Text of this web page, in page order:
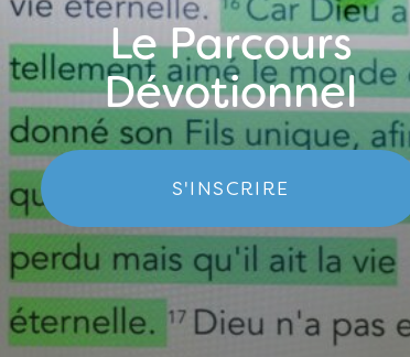
Le Parcours
Dévotionnel
S'INSCRIRE